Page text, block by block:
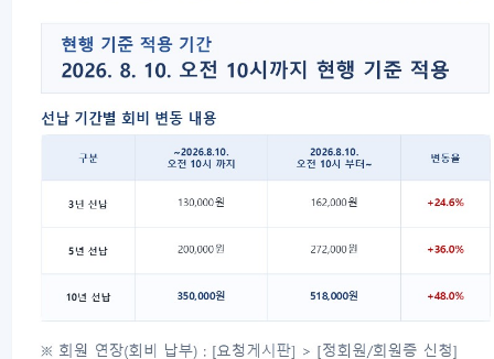
손종광(91)
송승욱(91)
안대희(85)
안선민(90)
오민식(92)
이돈구(88)
이지영(80)